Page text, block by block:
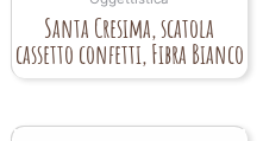
Santa Cresima, scatola
cassetto confetti, Fibra Bianco